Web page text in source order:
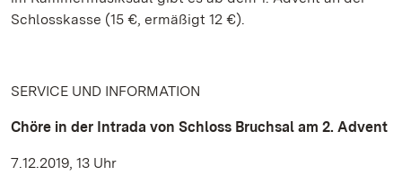
Schlosskasse (15 €, ermäßigt 12 €).
SERVICE UND INFORMATION
Chöre in der Intrada von Schloss Bruchsal am 2. Advent
7.12.2019, 13 Uhr